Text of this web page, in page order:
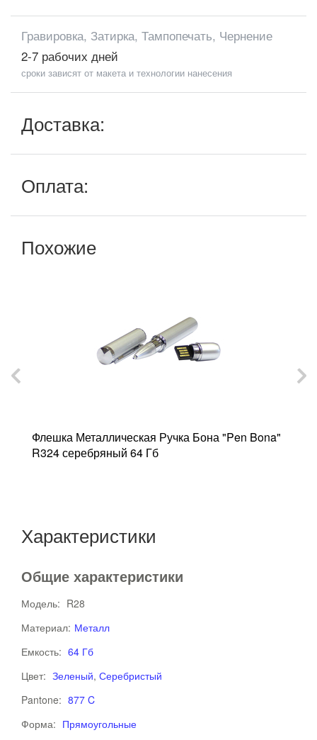
Гравировка, Затирка, Тампопечать, Чернение
2-7 рабочих дней
сроки зависят от макета и технологии нанесения
Доставка:
Оплата:
Похожие
Флешка Металлическая Ручка Бона "Pen Bona"
R324 серебряный 64 Гб
Характеристики
Общие характеристики
Модель: R28
Материал: Металл
Емкость: 64 Гб
Цвет: Зеленый, Серебристый
Pantone: 877 C
Форма: Прямоугольные